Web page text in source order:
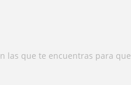
las que te encuentras para que